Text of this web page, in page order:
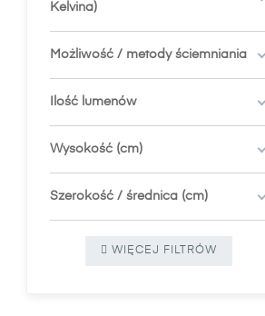
Kelvina)
Możliwość / metody ściemniania
Ilość lumenów
Wysokość (cm)
Szerokość / średnica (cm)
WIĘCEJ FILTRÓW